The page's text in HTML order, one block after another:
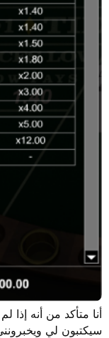
أنا متأكد من أنه إذا
سيكتبون لي